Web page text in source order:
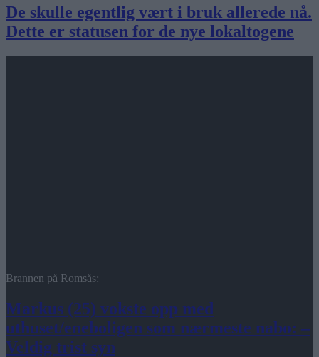
De skulle egentlig vært i bruk allerede nå.
Dette er statusen for de nye lokaltogene
Brannen på Romsås:
Markus (25) vokste opp med
uthuset/eneboligen som nærmeste nabo: –
Veldig trist syn